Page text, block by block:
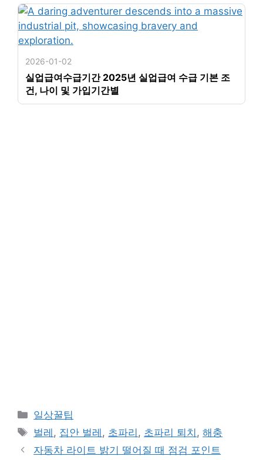
2026-01-02
실업급여수급기간 2025년 실업급여 수급 기본 조
건, 나이 및 가입기간별
카
테
리
일상꿀팁
태
그
벌레 , 집안 벌레 , 초파리 , 초파리 퇴치 ,해충
자동차 라이트 밝기 떨어질 때 점검 포인트